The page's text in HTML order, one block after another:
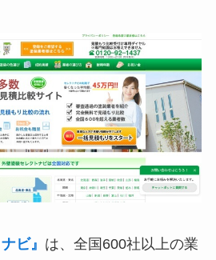
ビ』 は、全国600社以上の業